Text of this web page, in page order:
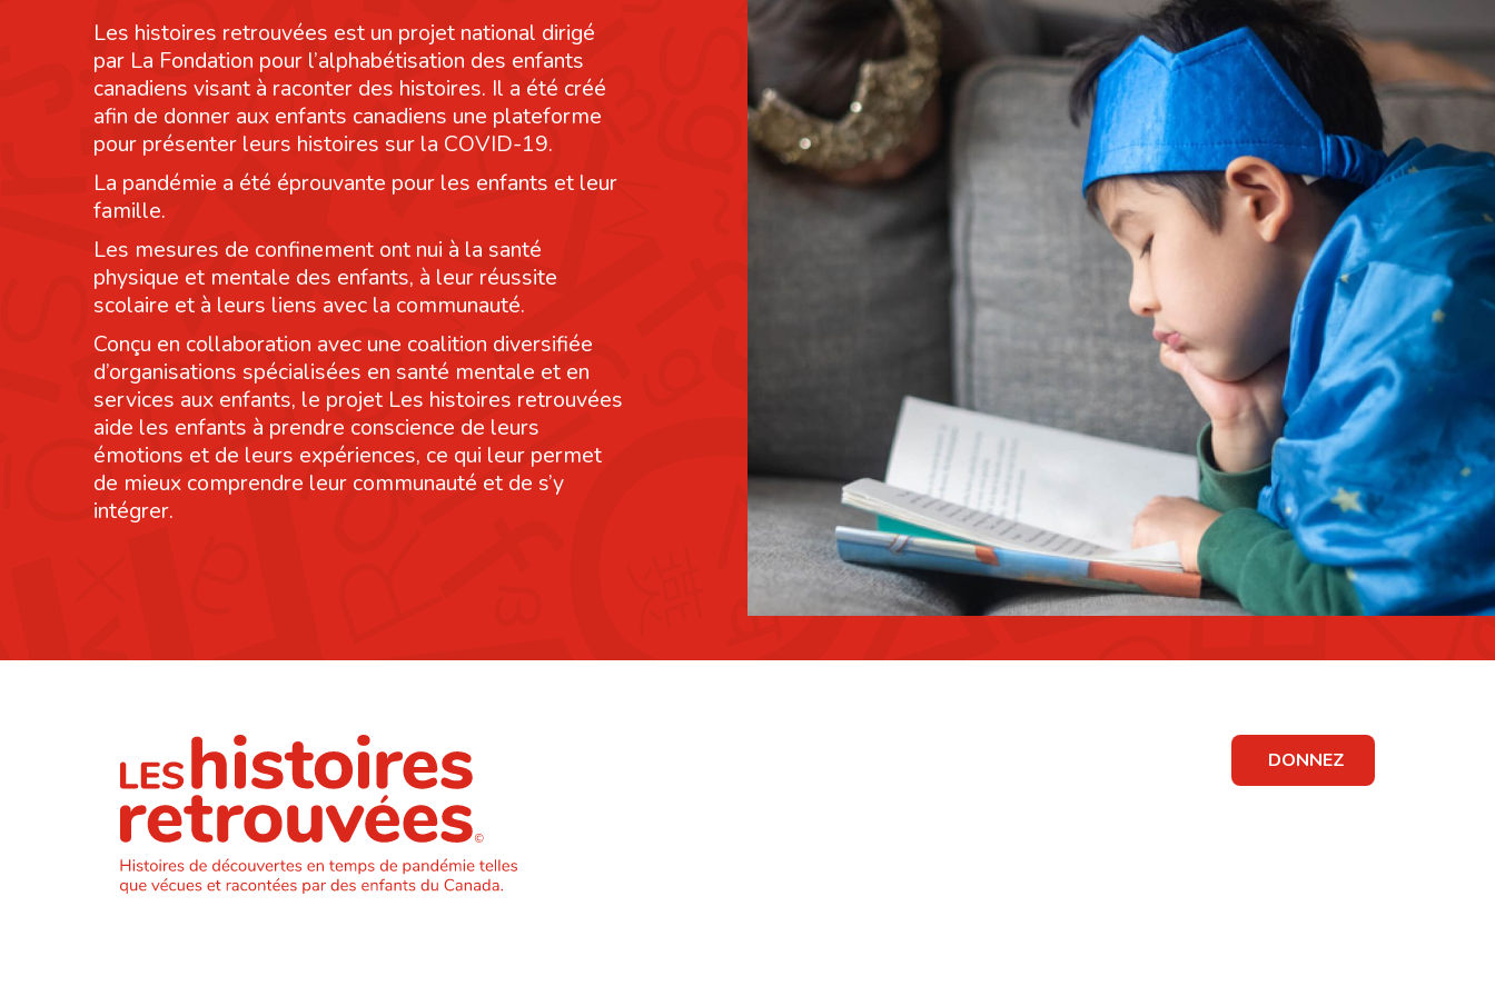
Les histoires retrouvées est un projet national dirigé
par La Fondation pour l’alphabétisation des enfants
canadiens visant à raconter des histoires. Il a été créé
afin de donner aux enfants canadiens une plateforme
pour présenter leurs histoires sur la COVID-19.
La pandémie a été éprouvante pour les enfants et leur
famille.
Les mesures de confinement ont nui à la santé
physique et mentale des enfants, à leur réussite
scolaire et à leurs liens avec la communauté.
Conçu en collaboration avec une coalition diversifiée
d’organisations spécialisées en santé mentale et en
services aux enfants, le projet Les histoires retrouvées
aide les enfants à prendre conscience de leurs
émotions et de leurs expériences, ce qui leur permet
de mieux comprendre leur communauté et de s’y
intégrer.
DONNEZ